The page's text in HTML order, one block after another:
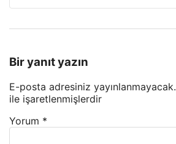
Bir yanıt yazın
E-posta adresiniz yayınlanmayacak.
ile işaretlenmişlerdir
Yorum *